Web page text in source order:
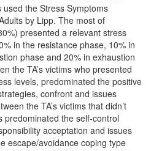
used the Stress Symptoms
by Lipp. The most of
presented a relevant stress
in the resistance phase, 10% in
phase and 20% in exhaustion
the TA’s victims who presented
levels, predominated the positive
confront and issues
the TA’s victims that didn’t
predominated the self-control
acceptation and issues
escape/avoidance coping type